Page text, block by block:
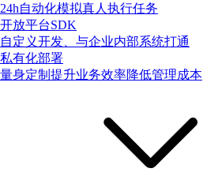
24h自动化模拟真人执行任务
开放平台SDK
自定义开发、与企业内部系统打通
私有化部署
量身定制提升业务效率降低管理成本